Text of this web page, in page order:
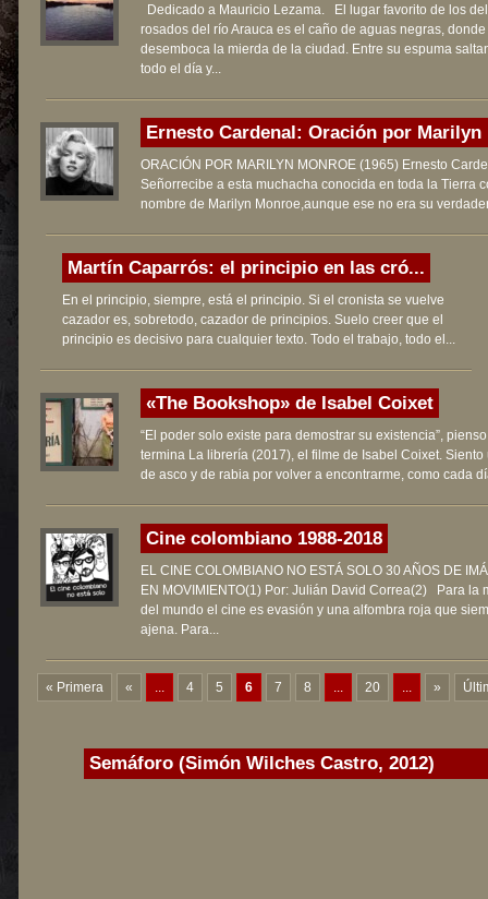
Dedicado a Mauricio Lezama. El lugar favorito de los
rosados del río Arauca es el caño de aguas negras, donde
desemboca la mierda de la ciudad. Entre su espuma
todo el día y...
Ernesto Cardenal: Oración por Marilyn
ORACIÓN POR MARILYN MONROE (1965) Ernesto
Señorrecibe a esta muchacha conocida en toda la Tierra
nombre de Marilyn Monroe,aunque ese no era su
Martín Caparrós: el principio en las cró...
En el principio, siempre, está el principio. Si el cronista se vuelve
cazador es, sobretodo, cazador de principios. Suelo creer que el
principio es decisivo para cualquier texto. Todo el trabajo, todo el...
«The Bookshop» de Isabel Coixet
“El poder solo existe para demostrar su existencia”,
termina La librería (2017), el filme de Isabel Coixet. Siento
de asco y de rabia por volver a encontrarme, como cada
Cine colombiano 1988-2018
EL CINE COLOMBIANO NO ESTÁ SOLO 30 AÑOS DE
EN MOVIMIENTO(1) Por: Julián David Correa(2) Para la
del mundo el cine es evasión y una alfombra roja que
ajena. Para...
« Primera « ... 4 5 6 7 8 ... 20 ... »
Semáforo (Simón Wilches Castro, 2012)